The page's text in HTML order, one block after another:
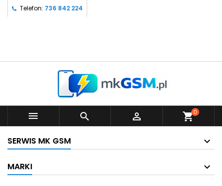
Telefon: 736 842 224
   shopping_cart0
SERWIS MK GSM
MARKI